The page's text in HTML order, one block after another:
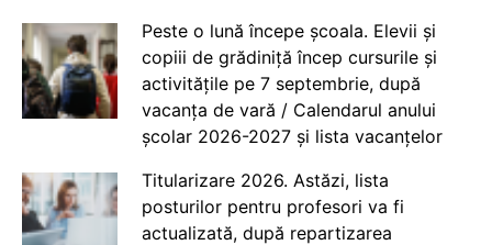
Peste o lună începe școala. Elevii și
copiii de grădiniță încep cursurile și
activitățile pe 7 septembrie, după
vacanța de vară / Calendarul anului
școlar 2026-2027 și lista vacanțelor
Titularizare 2026. Astăzi, lista
posturilor pentru profesori va fi
actualizată, după repartizarea